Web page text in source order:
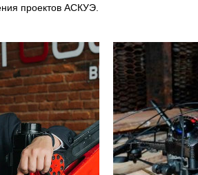
проектов АСКУЭ.